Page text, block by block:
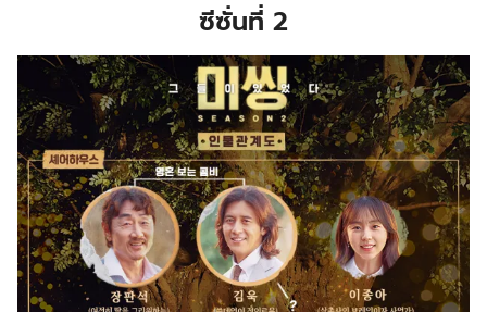
ซีซั่นที่ 2